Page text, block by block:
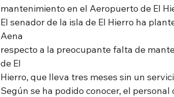
mantenimiento en el Aeropuerto de El
El senador de la isla de El Hierro ha
Aena
respecto a la preocupante falta de
de El
Hierro, que lleva tres meses sin un
Según se ha podido conocer, el